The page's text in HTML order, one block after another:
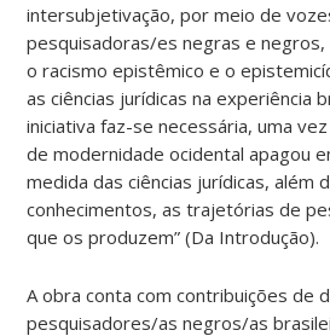
intersubjetivação, por meio de
pesquisadoras/es negras e
o racismo epistêmico e o
as ciências jurídicas na experiência
iniciativa faz-se necessária, uma
de modernidade ocidental apagou
medida das ciências jurídicas, além
conhecimentos, as trajetórias de
que os produzem” (Da Introdução).
A obra conta com contribuições de
pesquisadores/as negros/as